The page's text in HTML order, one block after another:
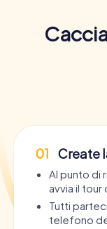
01 Create
Al punto di
avvia il tour
Tutti
telefono